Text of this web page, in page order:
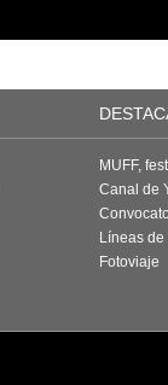
MUFF,
Canal de
Líneas de
Fotoviaje